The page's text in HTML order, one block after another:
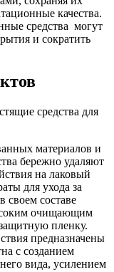
качества.
средства могут
и сократить
средства для
материалов и
бережно удаляют
на лаковый
для ухода за
своем составе
очищающим
пленку.
предназначены
с созданием
вида, усилением